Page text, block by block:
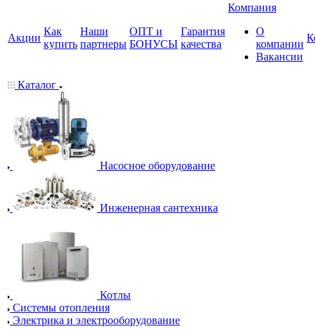
Акции
Как
купить
Наши
партнеры
ОПТ и
БОНУСЫ
Гарантия
качества
Компания
О
компании
Вакансии
Каталог
Насосное оборудование
Инженерная сантехника
Котлы
Системы отопления
Электрика и электрооборудование